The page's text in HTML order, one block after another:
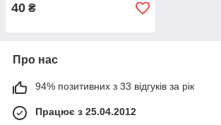
40 ₴
Про нас
94% позитивних з 33 відгуків за рік
Працює з 25.04.2012